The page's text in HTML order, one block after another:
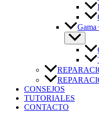
Gama
CONSEJOS
TUTORIALES
CONTACTO